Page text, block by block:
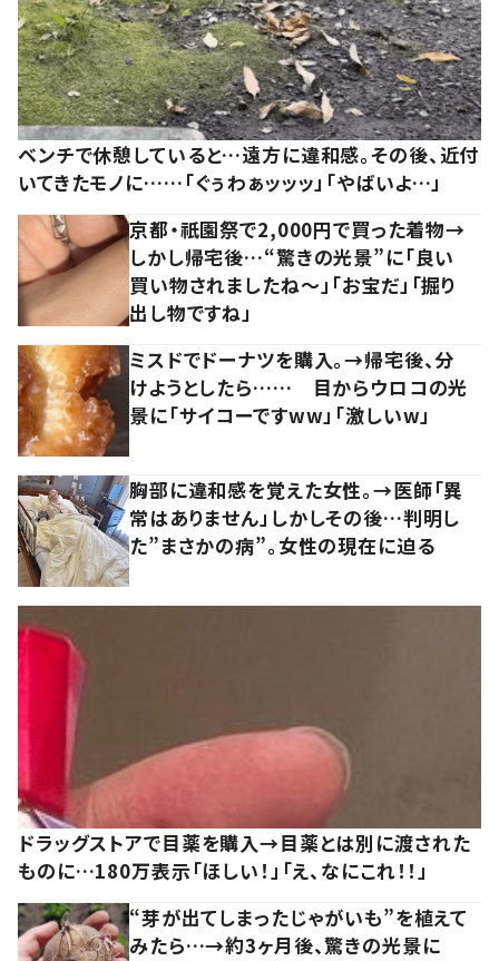
ベンチで休憩していると…遠方に違和感。その後、近付
いてきたモノに……「ぐぅわぁッッッ」「やばいよ…」
京都・祇園祭で2,000円で買った着物→
しかし帰宅後…“驚きの光景”に「良い
買い物されましたね～」「お宝だ」「掘り
出し物ですね」
ミスドでドーナツを購入。→帰宅後、分
けようとしたら…… 目からウロコの光
景に「サイコーですww」「激しいw」
胸部に違和感を覚えた女性。→医師「異
常はありません」しかしその後…判明し
た”まさかの病”。女性の現在に迫る
ドラッグストアで目薬を購入→目薬とは別に渡された
ものに…180万表示「ほしい！」「え、なにこれ！！」
“芽が出てしまったじゃがいも”を植えて
みたら…→約3ヶ月後、驚きの光景に